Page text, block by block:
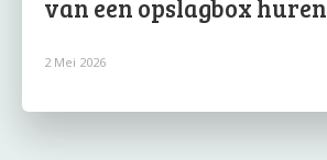
van een opslagbox huren
2 Mei 2026